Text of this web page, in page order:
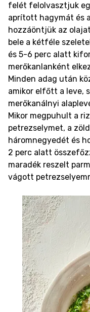
felét felolvasztjuk
aprított hagymát és
hozzáöntjük az
bele a kétféle
és 5-6 perc alatt
merőkanlanként
Minden adag után
amikor elfőtt a leve,
merőkanálnyi
Mikor megpuhult a
petrezselymet, a
háromnegyedét és
2 perc alatt
maradék reszelt
vágott